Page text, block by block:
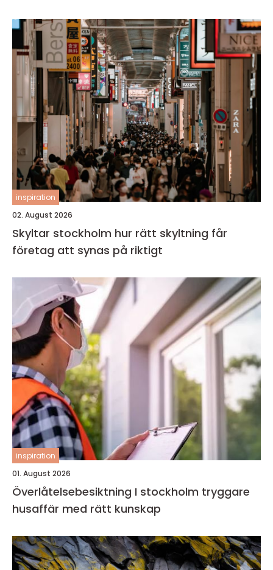
inspiration
02. August 2026
Skyltar stockholm hur rätt skyltning får
företag att synas på riktigt
inspiration
01. August 2026
Överlåtelsebesiktning I stockholm tryggare
husaffär med rätt kunskap